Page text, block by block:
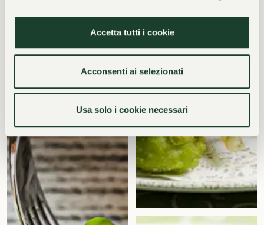
Accetta tutti i cookie
Acconsenti ai selezionati
Usa solo i cookie necessari